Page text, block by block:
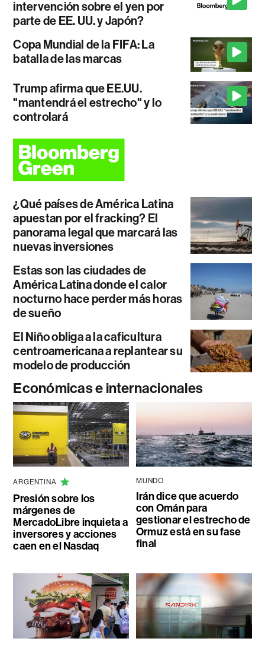
intervención sobre el yen por
parte de EE. UU. y Japón?
Copa Mundial de la FIFA: La
batalla de las marcas
Trump afirma que EE.UU.
"mantendrá el estrecho" y lo
controlará
¿Qué países de América Latina
apuestan por el fracking? El
panorama legal que marcará las
nuevas inversiones
Estas son las ciudades de
América Latina donde el calor
nocturno hace perder más horas
de sueño
El Niño obliga a la caficultura
centroamericana a replantear su
modelo de producción
Económicas e internacionales
ARGENTINA
Presión sobre los
márgenes de
MercadoLibre inquieta a
inversores y acciones
caen en el Nasdaq
MUNDO
Irán dice que acuerdo
con Omán para
gestionar el estrecho de
Ormuz está en su fase
final